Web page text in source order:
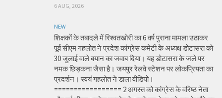
6 AUG, 2026
NEW
शिक्षकों के तबादले में रिश्वतखोरी का 6 वर्ष पुराना मामला उठाकर
पूर्व सीएम गहलोत ने प्रदेश कांग्रेस कमेटी के अध्यक्ष डोटासरा को
30 जुलाई वाले बयान का जवाब दिया। यह डोटासरा के जले पर
नमक छिड़कना जैसा है। जयपुर रेलवे स्टेशन पर लोकप्रियता का
प्रदर्शन। स्वयं गहलोत ने डाला वीडियो।
================= 2 अगस्त को कांग्रेस के वरिष्ठ नेता